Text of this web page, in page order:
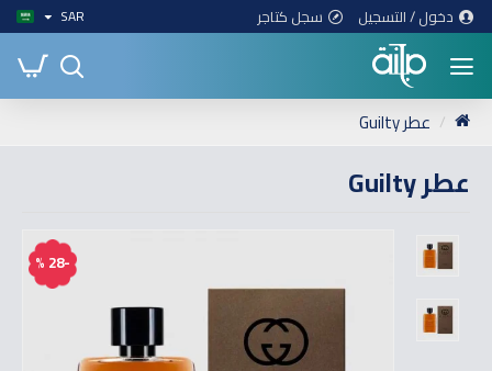
دخول / التسجيل سجل كتاجر SAR
عطر Guilty
عطر Guilty
-28 %